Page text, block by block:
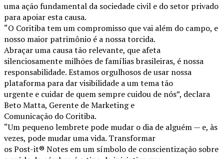
uma ação fundamental da sociedade civil e do setor privado
para apoiar esta causa.
“O Coritiba tem um compromisso que vai além do campo, e
nosso maior patrimônio é a nossa torcida.
Abraçar uma causa tão relevante, que afeta
silenciosamente milhões de famílias brasileiras, é nossa
responsabilidade. Estamos orgulhosos de usar nossa
plataforma para dar visibilidade a um tema tão
urgente e cuidar de quem sempre cuidou de nós”, declara
Beto Matta, Gerente de Marketing e
Comunicação do Coritiba.
“Um pequeno lembrete pode mudar o dia de alguém — e, às
vezes, pode mudar uma vida. Transformar
os Post-it® Notes em um símbolo de conscientização sobre